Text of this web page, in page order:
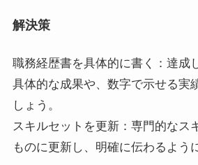
解決策
職務経歴書を具体的に書く：達成
具体的な成果や、数字で示せる実
しょう。
スキルセットを更新：専門的なス
ものに更新し、明確に伝わるよう